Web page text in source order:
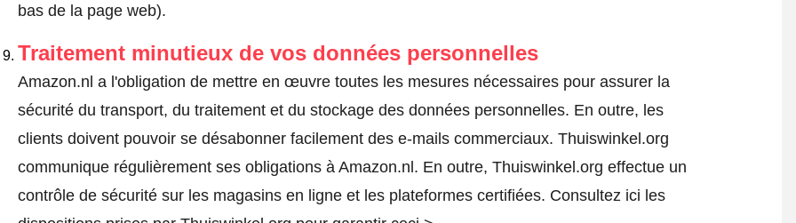
bas de la page web).
Traitement minutieux de vos données personnelles
Amazon.nl a l'obligation de mettre en œuvre toutes les mesures nécessaires pour assurer la
sécurité du transport, du traitement et du stockage des données personnelles. En outre, les
clients doivent pouvoir se désabonner facilement des e-mails commerciaux. Thuiswinkel.org
communique régulièrement ses obligations à Amazon.nl. En outre, Thuiswinkel.org effectue un
contrôle de sécurité sur les magasins en ligne et les plateformes certifiées. Consultez ici les